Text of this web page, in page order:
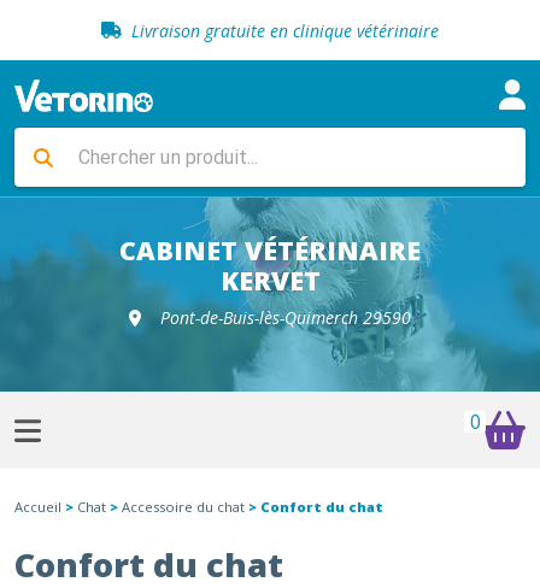
Retour gratuit en clinique
Sélection de croquettes vétérinaire
Livraison gratuite en clinique vétérinaire
Sélection de croquettes vétérinaire
CABINET VÉTÉRINAIRE
KERVET
Pont-de-Buis-lès-Quimerch 29590
0
Accueil > Chat > Accessoire du chat > Confort du chat
Confort du chat